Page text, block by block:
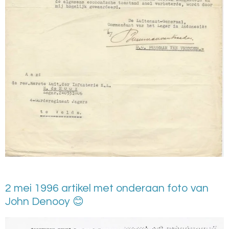
2 mei 1996 artikel met onderaan foto van
John Denooy 😊